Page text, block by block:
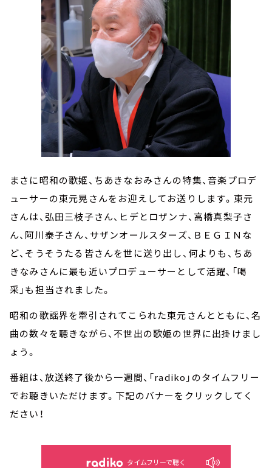
まさに昭和の歌姫、ちあきなおみさんの特集、音楽プロデ
ューサーの東元晃さんをお迎えしてお送りします。東元
さんは、弘田三枝子さん、ヒデとロザンナ、高橋真梨子さ
ん、阿川泰子さん、サザンオールスターズ、ＢＥＧＩＮな
ど、そうそうたる皆さんを世に送り出し、何よりも、ちあ
きなみさんに最も近いプロデューサーとして活躍、「喝
采」も担当されました。
昭和の歌謡界を牽引されてこられた東元さんとともに、名
曲の数々を聴きながら、不世出の歌姫の世界に出掛けまし
ょう。
番組は、放送終了後から一週間、「radiko」のタイムフリー
でお聴きいただけます。下記のバナーをクリックしてく
ださい！
タイムフリーで聴く